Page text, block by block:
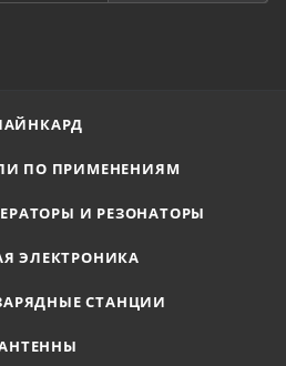
ПО ПРИМЕНЕНИЯМ
И РЕЗОНАТОРЫ
ЭЛЕКТРОНИКА
СТАНЦИИ